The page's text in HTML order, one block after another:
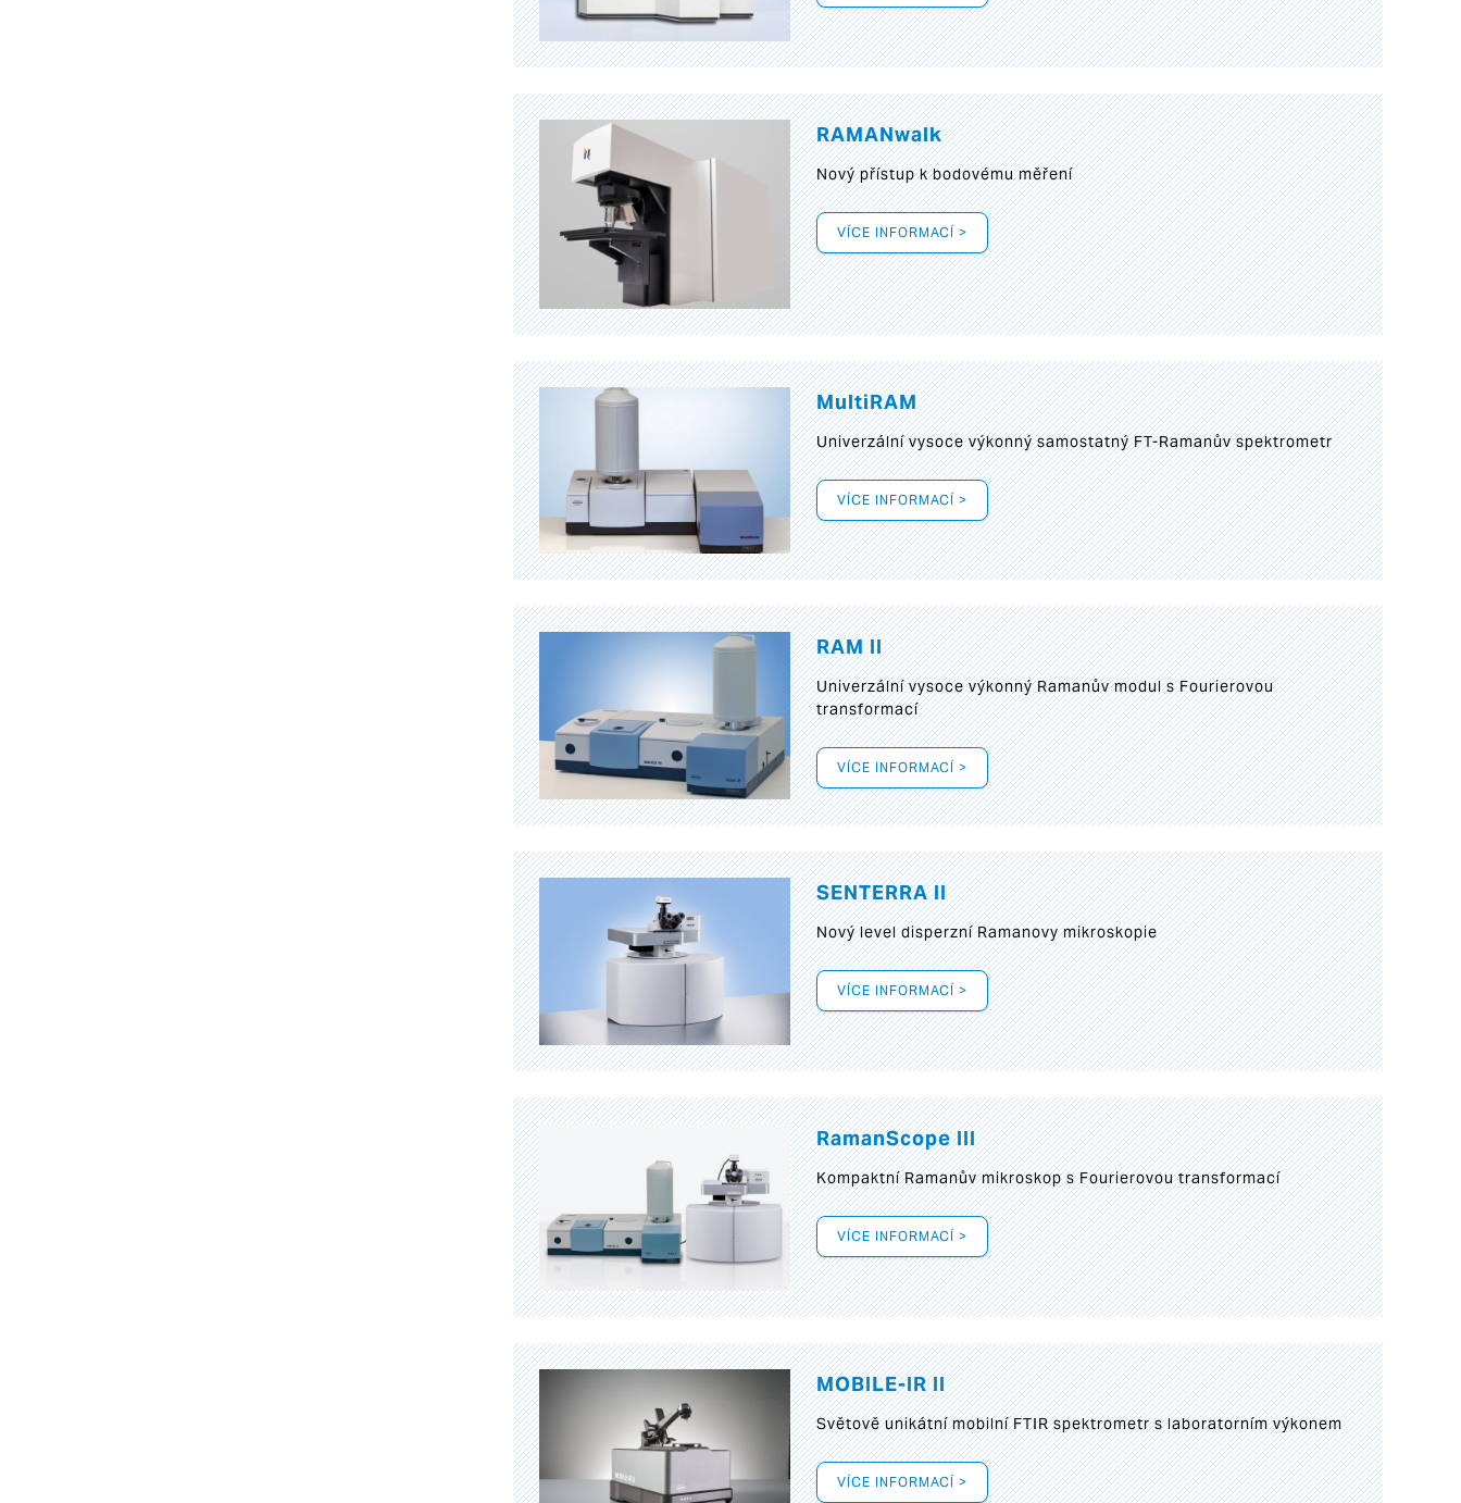
RAMANwalk
Nový přístup k bodovému měření
VÍCE INFORMACÍ >
MultiRAM
Univerzální vysoce výkonný samostatný FT-Ramanův spektrometr
VÍCE INFORMACÍ >
RAM II
Univerzální vysoce výkonný Ramanův modul s Fourierovou
transformací
VÍCE INFORMACÍ >
SENTERRA II
Nový level disperzní Ramanovy mikroskopie
VÍCE INFORMACÍ >
RamanScope III
Kompaktní Ramanův mikroskop s Fourierovou transformací
VÍCE INFORMACÍ >
MOBILE-IR II
Světově unikátní mobilní FTIR spektrometr s laboratorním výkonem
VÍCE INFORMACÍ >